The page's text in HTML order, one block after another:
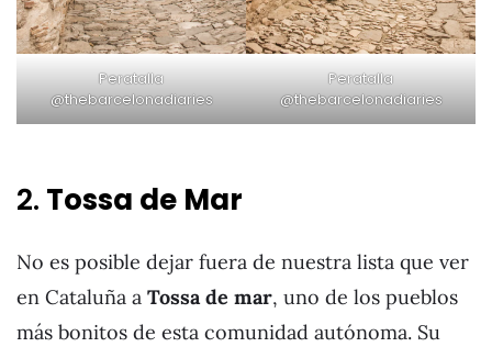
Peratalla
@thebarcelonadiaries
Peratalla
@thebarcelonadiaries
2. Tossa de Mar
No es posible dejar fuera de nuestra lista que ver
en Cataluña a Tossa de mar, uno de los pueblos
más bonitos de esta comunidad autónoma. Su